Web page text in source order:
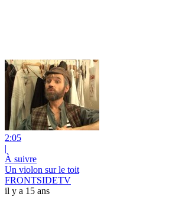
2:05
|
À suivre
Un violon sur le toit
FRONTSIDETV
il y a 15 ans